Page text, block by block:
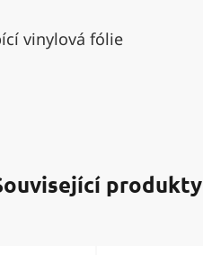
vinylová fólie
produkty